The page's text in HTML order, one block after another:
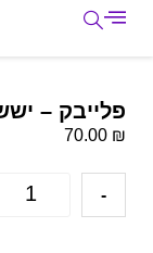
פלייבק –
70.00 ₪
-